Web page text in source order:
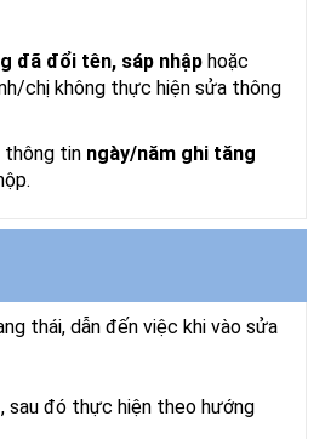
đã đổi tên, sáp nhập hoặc
chị không thực hiện sửa thông
thông tin ngày/năm ghi tăng
thái, dẫn đến việc khi vào sửa
, sau đó thực hiện theo hướng